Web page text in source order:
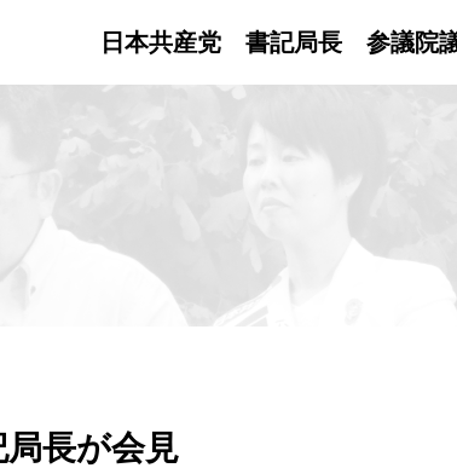
日本共産党 書記局長 参議院
長が会見